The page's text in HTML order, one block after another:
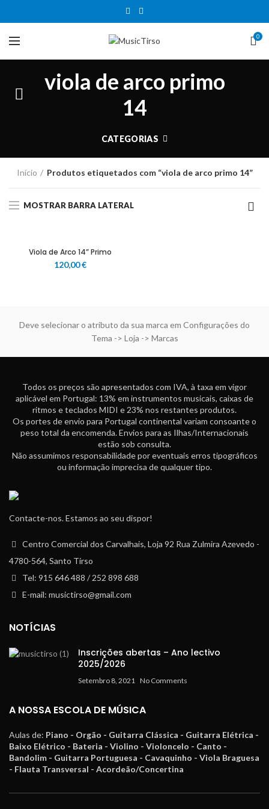
0
viola de arco primo
14
CATEGORIAS
Início Produtos etiquetados com “viola de arco primo 14”
MOSTRAR BARRA LATERAL
Viola de Arco 14” Primo
120,00€
Deve selecionar o atributo da sua marca em Configurações do
Tema -> Loja -> Marcas
Todos os preços são apresentados com IVA, à taxa em vigor
aplicável em Portugal: 13% em instrumentos musicais, caixas de
ritmos e teclados MIDI e 23% nos restantes produtos.
Os portes de envio para Portugal continental variam consoante o
peso total da encomenda. Envios para as Ilhas/Internacionais
estão sob consulta.
Não assumimos responsabilidade por eventuais erros tipográficos
ou informação imprecisa de qualquer tipo.
Contacte-nos. Estamos ao seu dispor!
Centro Comercial dos Carvalhais, Loja 92 Rua Zulmira Azevedo -
4780-564, Santo Tirso
Tel: 915 646 488 / 252 898 688
E-mail: musictirso@gmail.com
NOTÍCIAS
Inscrições abertas – Ano lectivo
2025/2026
Setembro 8, 2021 No Comments
A NOSSA ESCOLA DE MÚSICA
Aulas de: Piano - Orgão - Guitarra Clássica - Guitarra Elétrica -
Baixo Elétrico - Bateria - Violino - Violoncelo - Canto -
Bandolim - Guitarra Portuguesa - Cavaquinho - Viola Braguesa
- Flauta Transversal - Acordeão/Concertina